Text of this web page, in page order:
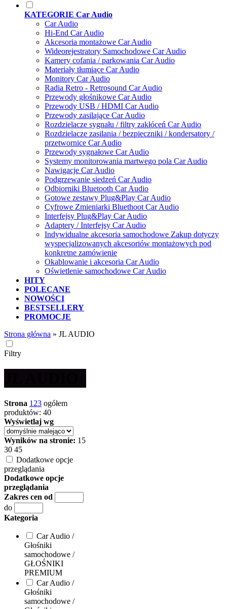
KATEGORIE Car Audio
Car Audio
Hi-End Car Audio
Akcesoria montażowe Car Audio
Wideorejestratory Samochodowe Car Audio
Kamery cofania / parkowania Car Audio
Materiały tłumiące Car Audio
Monitory Car Audio
Radia Retro - Retrosound Car Audio
Przewody głośnikowe Car Audio
Przewody USB / HDMI Car Audio
Przewody zasilające Car Audio
Rozdzielacze sygnału / filtry zakłóceń Car Audio
Rozdzielacze zasilania / bezpieczniki / kondersatory /
przetwornice Car Audio
Przewody sygnałowe Car Audio
Systemy monitorowania martwego pola Car Audio
Nawigacje Car Audio
Podgrzewanie siedzeń Car Audio
Odbiorniki Bluetooth Car Audio
Gotowe zestawy Plug&Play Car Audio
Cyfrowe Zmieniarki Bluethoot Car Audio
Interfejsy Plug&Play Car Audio
Adaptery / Interfejsy Car Audio
Indywidualne akcesoria samochodowe Zakup dotyczy
wyspecjalizowanych akcesoriów montażowych pod
konkretne zamówienie
Okablowanie i akcesoria Car Audio
Oświetlenie samochodowe Car Audio
HITY
POLECANE
NOWOŚCI
BESTSELLERY
PROMOCJE
Strona główna » JL AUDIO
Filtry
Strona 1 23 ogółem
produktów: 40
Wyświetlaj wg
Wyników na stronie: 15
30 45
Dodatkowe opcje
przeglądania
Dodatkowe opcje
przeglądania
Zakres cen od
do
Kategoria
Car Audio /
Głośniki
samochodowe /
GŁOŚNIKI
PREMIUM
Car Audio /
Głośniki
samochodowe /